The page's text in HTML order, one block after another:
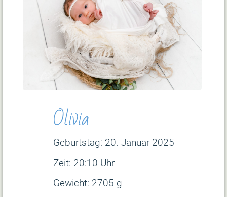
Olivia
Geburtstag: 20. Januar 2025
Zeit: 20:10 Uhr
Gewicht: 2705 g